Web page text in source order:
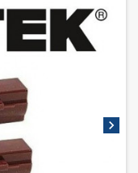
chevron_right